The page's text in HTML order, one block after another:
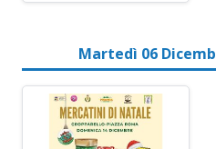
Martedì 06